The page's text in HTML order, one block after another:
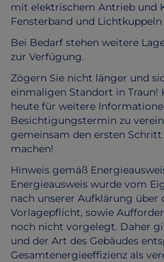
mit elektrischem Antrieb und
Fensterband und
Bei Bedarf stehen weitere
zur Verfügung.
Zögern Sie nicht länger und
einmaligen Standort in Traun!
heute für weitere
Besichtigungstermin zu
gemeinsam den ersten
machen!
Hinweis gemäß
Energieausweis wurde vom
nach unserer Aufklärung über
Vorlagepflicht, sowie
noch nicht vorgelegt. Daher
und der Art des Gebäudes
Gesamtenergieeffizienz als